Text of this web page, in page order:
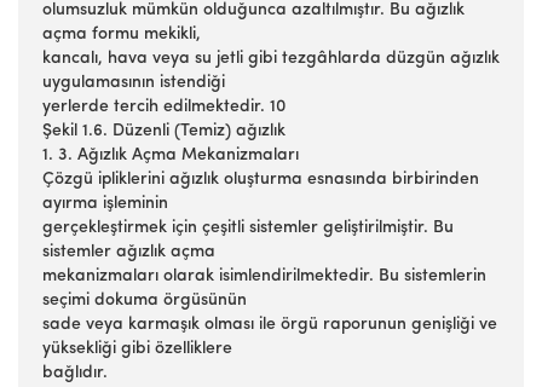
olumsuzluk mümkün olduğunca azaltılmıştır. Bu ağızlık
açma formu mekikli,
kancalı, hava veya su jetli gibi tezgâhlarda düzgün ağızlık
uygulamasının istendiği
yerlerde tercih edilmektedir. 10
Şekil 1.6. Düzenli (Temiz) ağızlık
1. 3. Ağızlık Açma Mekanizmaları
Çözgü ipliklerini ağızlık oluşturma esnasında birbirinden
ayırma işleminin
gerçekleştirmek için çeşitli sistemler geliştirilmiştir. Bu
sistemler ağızlık açma
mekanizmaları olarak isimlendirilmektedir. Bu sistemlerin
seçimi dokuma örgüsünün
sade veya karmaşık olması ile örgü raporunun genişliği ve
yüksekliği gibi özelliklere
bağlıdır.